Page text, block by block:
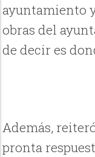
ayuntamiento
obras del
de decir es
Además,
pronta